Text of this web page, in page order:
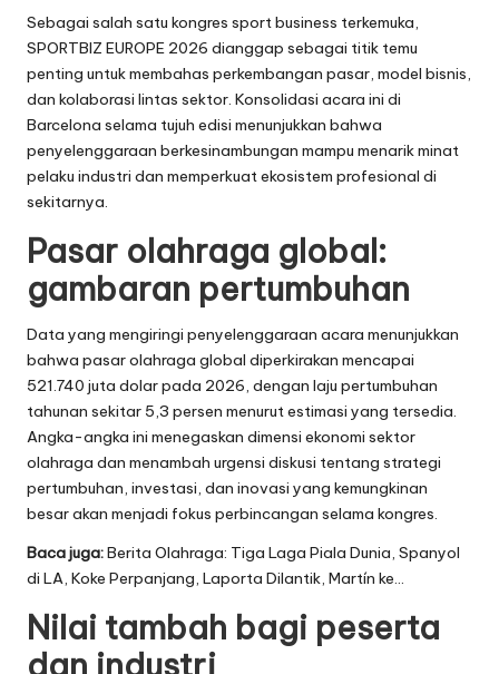
Sebagai salah satu kongres sport business terkemuka,
SPORTBIZ EUROPE 2026 dianggap sebagai titik temu
penting untuk membahas perkembangan pasar, model bisnis,
dan kolaborasi lintas sektor. Konsolidasi acara ini di
Barcelona selama tujuh edisi menunjukkan bahwa
penyelenggaraan berkesinambungan mampu menarik minat
pelaku industri dan memperkuat ekosistem profesional di
sekitarnya.
Pasar olahraga global:
gambaran pertumbuhan
Data yang mengiringi penyelenggaraan acara menunjukkan
bahwa pasar olahraga global diperkirakan mencapai
521.740 juta dolar pada 2026, dengan laju pertumbuhan
tahunan sekitar 5,3 persen menurut estimasi yang tersedia.
Angka-angka ini menegaskan dimensi ekonomi sektor
olahraga dan menambah urgensi diskusi tentang strategi
pertumbuhan, investasi, dan inovasi yang kemungkinan
besar akan menjadi fokus perbincangan selama kongres.
Baca juga:Berita Olahraga: Tiga Laga Piala Dunia, Spanyol
di LA, Koke Perpanjang, Laporta Dilantik, Martín ke…
Nilai tambah bagi peserta